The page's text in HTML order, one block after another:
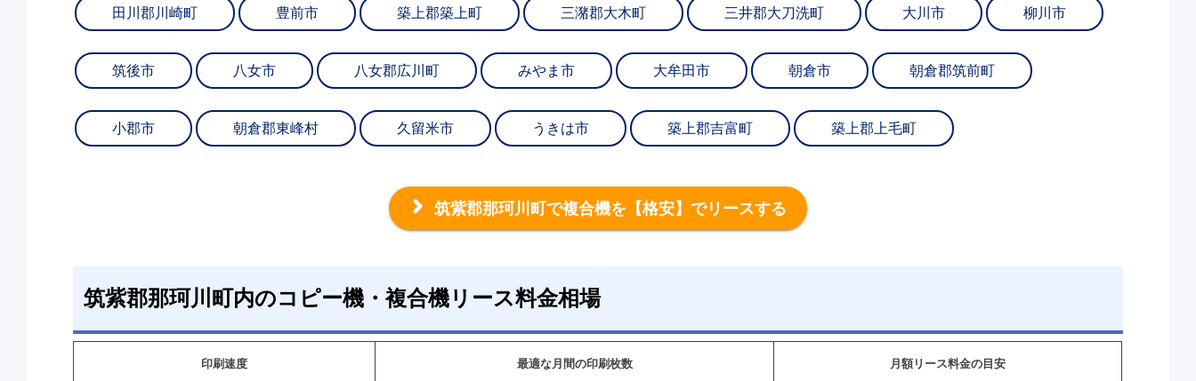
田川郡川崎町 豊前市 築上郡築上町 三潴郡大木町 三井郡大刀洗町 大川市 柳川市
筑後市 八女市 八女郡広川町 みやま市 大牟田市 朝倉市 朝倉郡筑前町
小郡市 朝倉郡東峰村 久留米市 うきは市 築上郡吉富町 築上郡上毛町
筑紫郡那珂川町で複合機を 【格安】でリースする
筑紫郡那珂川町内のコピー機・複合機リース料金相場
印刷速度 最適な月間の印刷枚数 月額リース料金の目安